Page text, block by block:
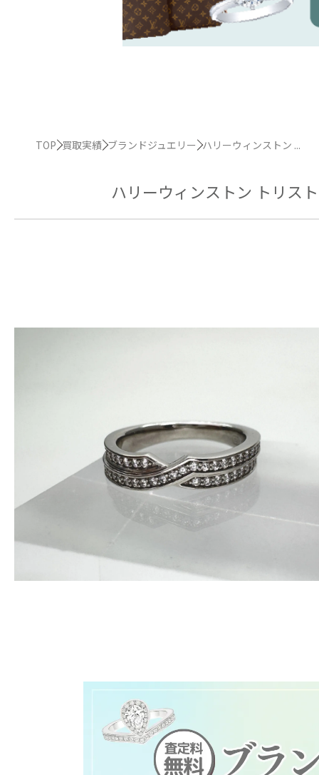
TOP 買取実績 ブランドジュエリー ハリーウィンストン ...
ハリーウィンストン トリス